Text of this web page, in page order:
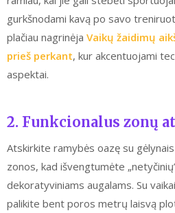
gurkšnodami kavą po savo
plačiau nagrinėja Vaikų žaidimų
prieš perkant, kur akcentuojami
aspektai.
2. Funkcionalus zonų
Atskirkite ramybės oazę su
zonos, kad išvengtumėte
dekoratyviniams augalams. Su
palikite bent poros metrų laisvą